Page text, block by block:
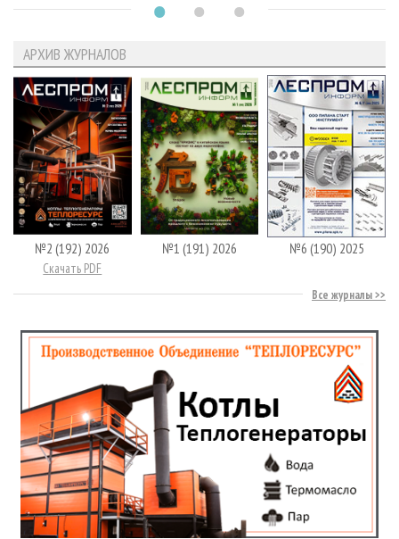
АРХИВ ЖУРНАЛОВ
№2 (192) 2026
Скачать PDF
№1 (191) 2026 №6 (190) 2025
Все журналы